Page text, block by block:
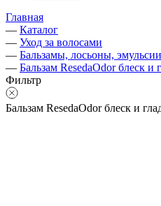
Главная
— Каталог
— Уход за волосами
— Бальзамы, лосьоны, эмульсии
— Бальзам ResedaOdor блеск и
Фильтр
Бальзам ResedaOdor блеск и